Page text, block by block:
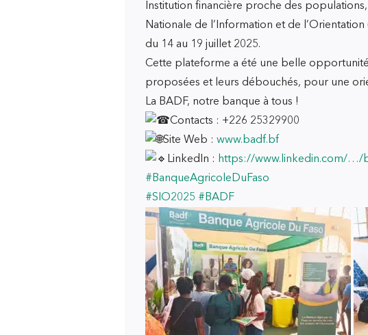
Institution financière proche des
Nationale de l’Information et de
du 14 au 19 juillet 2025.
Cette plateforme a été une belle
proposées et leurs débouchés, pour une
La BADF, notre banque à tous !
Contacts : +226 25329900
Site Web : www.badf.bf
LinkedIn : https://www.linkedin.com/…/
#BanqueAgricoleDuFaso
#SIO2025 #BADF